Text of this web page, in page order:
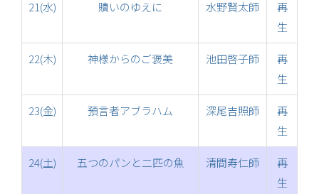
21(水) 贖いのゆえに 水野賢太師
再
生
22(木) 神様からのご褒美 池田啓子師
再
生
23(金) 預言者アブラハム 深尾吉照師
再
生
24(土) 五つのパンと二匹の魚 清間寿仁師
再
生